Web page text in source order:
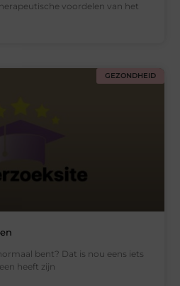
voordelen van het
GEZONDHEID
bent? Dat is nou eens iets
heeft zijn